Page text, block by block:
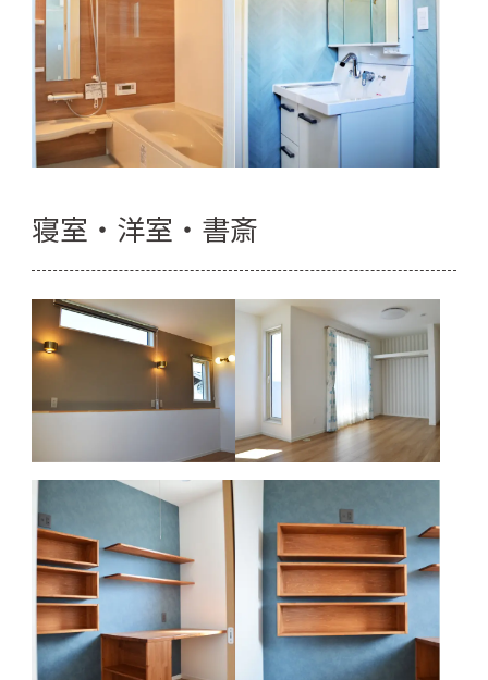
寝室・洋室・書斎